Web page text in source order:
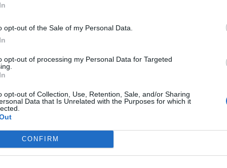
opt-out of the Sale of my Personal Data.
opt-out of processing my Personal Data for Targeted
opt-out of Collection, Use, Retention, Sale, and/or Sharing
Data that Is Unrelated with the Purposes for which it
CONFIRM
RÓWNIEŻ:
zmieni ważny limit od marca 2027 roku. Policzyliśmy, ile
2026 13:23
przecenił hit do kuchni. Air fryer tańszy aż o 150 zł, a to
2026 16:06